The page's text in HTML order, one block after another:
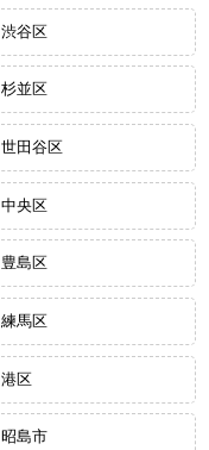
渋谷区
杉並区
世田谷区
中央区
豊島区
練馬区
港区
昭島市